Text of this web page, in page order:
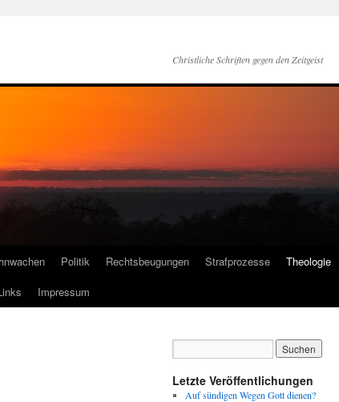
Christliche Schriften gegen den Zeitgeist
Politik Rechtsbeugungen Strafprozesse
Theologie
Impressum
Letzte Veröffentlichungen
Auf sündigen Wegen Gott dienen?